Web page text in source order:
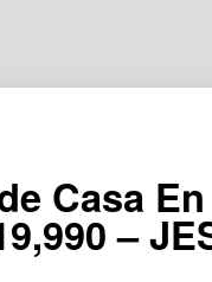
Casa
–